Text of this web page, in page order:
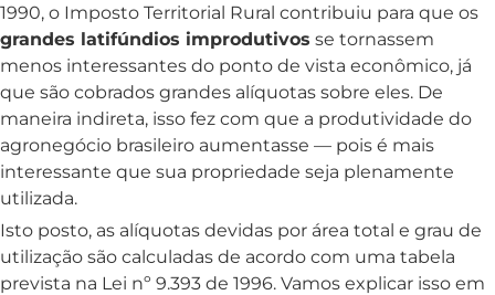
1990, o Imposto Territorial Rural contribuiu para que os
grandes latifúndios improdutivos se tornassem
menos interessantes do ponto de vista econômico, já
que são cobrados grandes alíquotas sobre eles. De
maneira indireta, isso fez com que a produtividade do
agronegócio brasileiro aumentasse — pois é mais
interessante que sua propriedade seja plenamente
utilizada.
Isto posto, as alíquotas devidas por área total e grau de
utilização são calculadas de acordo com uma tabela
prevista na Lei nº 9.393 de 1996. Vamos explicar isso em